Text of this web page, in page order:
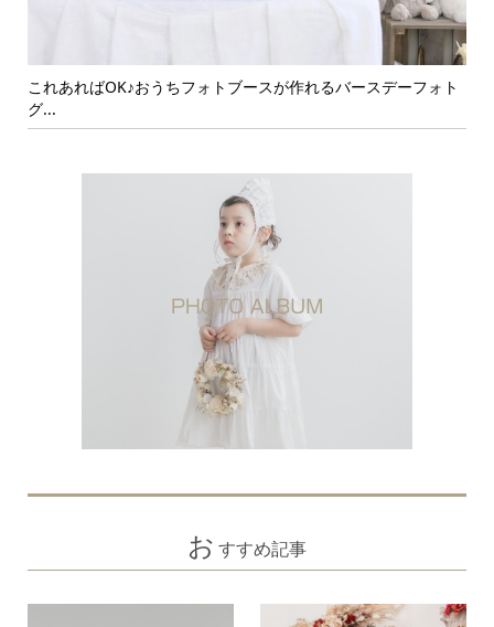
これあればOK♪おうちフォトブースが作れるバースデーフォト
グ...
お すすめ記事